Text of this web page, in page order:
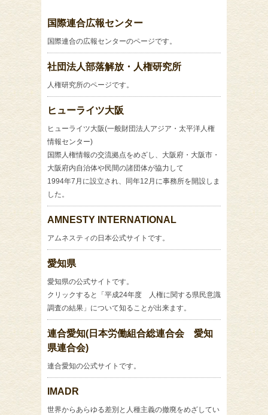
国際連合広報センター
国際連合の広報センターのページです。
社団法人部落解放・人権研究所
人権研究所のページです。
ヒューライツ大阪
ヒューライツ大阪(一般財団法人アジア・太平洋人権
情報センター)
国際人権情報の交流拠点をめざし、大阪府・大阪市・
大阪府内自治体や民間の諸団体が協力して
1994年7月に設立され、同年12月に事務所を開設しま
した。
AMNESTY INTERNATIONAL
アムネスティの日本公式サイトです。
愛知県
愛知県の公式サイトです。
クリックすると「平成24年度 人権に関する県民意識
調査の結果」について知ることが出来ます。
連合愛知(日本労働組合総連合会 愛知
県連合会)
連合愛知の公式サイトです。
IMADR
世界からあらゆる差別と人種主義の撤廃をめざしてい